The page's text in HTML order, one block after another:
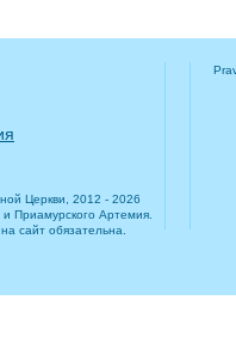
Церкви, 2012 - 2026
Приамурского Артемия.
сайт обязательна.